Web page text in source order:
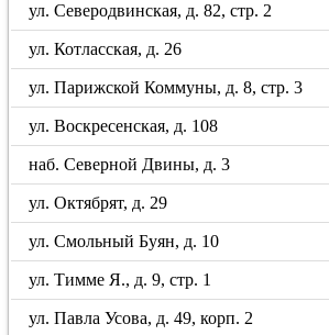
ул. Северодвинская, д. 82, стр. 2
ул. Котласская, д. 26
ул. Парижской Коммуны, д. 8, стр. 3
ул. Воскресенская, д. 108
наб. Северной Двины, д. 3
ул. Октябрят, д. 29
ул. Смольный Буян, д. 10
ул. Тимме Я., д. 9, стр. 1
ул. Павла Усова, д. 49, корп. 2